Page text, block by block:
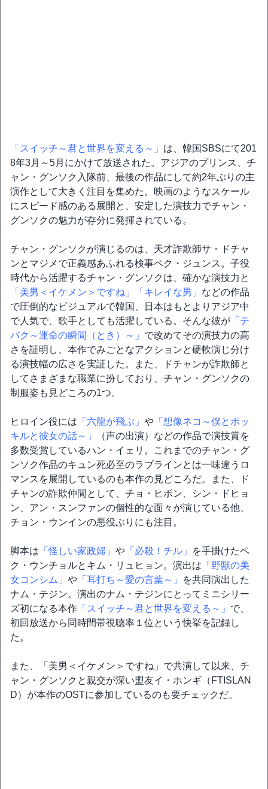
「スイッチ～君と世界を変える～」 は、韓国SBSにて201
8年3月～5月にかけて放送された。アジアのプリンス、チ
ャン・グンソク入隊前、最後の作品にして約2年ぶりの主
演作として大きく注目を集めた。映画のようなスケール
にスピード感のある展開と、安定した演技力でチャン・
グンソクの魅力が存分に発揮されている。
チャン・グンソクが演じるのは、天才詐欺師サ・ドチャ
ンとマジメで正義感あふれる検事ペク・ジュンス。子役
時代から活躍するチャン・グンソクは、確かな演技力と
「美男＜イケメン＞ですね」
「キレイな男」 などの作品
で圧倒的なビジュアルで韓国、日本はもとよりアジア中
で人気で、歌手としても活躍している。そんな彼が 「テ
バク～運命の瞬間（とき）～」 で改めてその演技力の高
さを証明し、本作でみごとなアクションと硬軟演じ分け
る演技幅の広さを実証した。また、ドチャンが詐欺師と
してさまざまな職業に扮しており、チャン・グンソクの
制服姿も見どころの1つ。
ヒロイン役には 「六龍が飛ぶ」 や 「想像ネコ～僕とポッ
キルと彼女の話～」
（声の出演）などの作品で演技賞を
多数受賞しているハン・イェリ。これまでのチャン・グ
ンソク作品のキュン死必至のラブラインとは一味違うロ
マンスを展開しているのも本作の見どころだ。また、ド
チャンの詐欺仲間として、チョ・ヒボン、シン・ドヒョ
ン、アン・スンファンの個性的な面々が演じている他、
チョン・ウンインの悪役ぶりにも注目。
脚本は 「怪しい家政婦」 や 「必殺！チル」
を手掛けたペ
ク・ウンチョルとキム・リュヒョン。演出は 「野獣の美
女コンシム」 や 「耳打ち～愛の言葉～」
を共同演出した
ナム・テジン。演出のナム・テジンにとってミニシリー
ズ初になる本作 「スイッチ～君と世界を変える～」 で、
初回放送から同時間帯視聴率１位という快挙を記録し
た。
また、「美男＜イケメン＞ですね」で共演して以来、チ
ャン・グンソクと親交が深い盟友イ・ホンギ（FTISLAN
D）が本作のOSTに参加しているのも要チェックだ。